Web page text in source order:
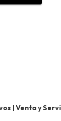
| Venta y